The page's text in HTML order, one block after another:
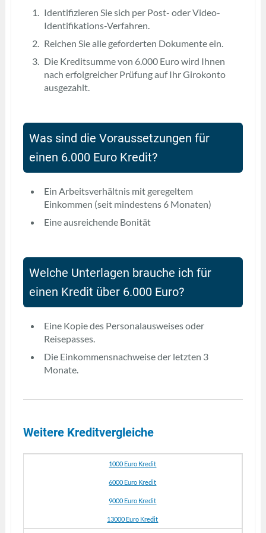
Identifizieren Sie sich per Post- oder Video-
Identifikations-Verfahren.
Reichen Sie alle geforderten Dokumente ein.
Die Kreditsumme von 6.000 Euro wird Ihnen
nach erfolgreicher Prüfung auf Ihr Girokonto
ausgezahlt.
Was sind die Voraussetzungen für
einen 6.000 Euro Kredit?
Ein Arbeitsverhältnis mit geregeltem
Einkommen (seit mindestens 6 Monaten)
Eine ausreichende Bonität
Welche Unterlagen brauche ich für
einen Kredit über 6.000 Euro?
Eine Kopie des Personalausweises oder
Reisepasses.
Die Einkommensnachweise der letzten 3
Monate.
Weitere Kreditvergleiche
1000 Euro Kredit
6000 Euro Kredit
9000 Euro Kredit
13000 Euro Kredit